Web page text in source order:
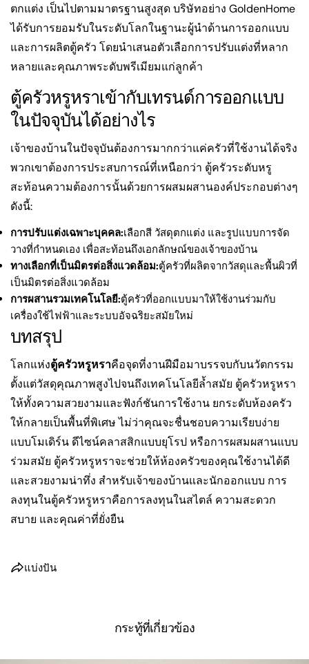
ตกแต่ง เป็นไปตามมาตรฐานสูงสุด บริษัทอย่าง GoldenHome
ได้รับการยอมรับในระดับโลกในฐานะผู้นำด้านการออกแบบ
และการผลิตตู้ครัว โดยนำเสนอตัวเลือกการปรับแต่งที่หลาก
หลายและคุณภาพระดับพรีเมียมแก่ลูกค้า
ตู้ครัวหรูหราเข้ากับเทรนด์การออกแบบ
ในปัจจุบันได้อย่างไร
เจ้าของบ้านในปัจจุบันต้องการมากกว่าแค่ครัวที่ใช้งานได้จริง
พวกเขาต้องการประสบการณ์ที่เหนือกว่า ตู้ครัวระดับหรู
สะท้อนความต้องการนั้นด้วยการผสมผสานองค์ประกอบต่างๆ
ดังนี้:
การปรับแต่งเฉพาะบุคคล:เลือกสี วัสดุตกแต่ง และรูปแบบการจัด
วางที่กำหนดเอง เพื่อสะท้อนถึงเอกลักษณ์ของเจ้าของบ้าน
ทางเลือกที่เป็นมิตรต่อสิ่งแวดล้อม:ตู้ครัวที่ผลิตจากวัสดุและพื้นผิวที่
เป็นมิตรต่อสิ่งแวดล้อม
การผสานรวมเทคโนโลยี:ตู้ครัวที่ออกแบบมาให้ใช้งานร่วมกับ
เครื่องใช้ไฟฟ้าและระบบอัจฉริยะสมัยใหม่
บทสรุป
โลกแห่งตู้ครัวหรูหราคือจุดที่งานฝีมือมาบรรจบกับนวัตกรรม
ตั้งแต่วัสดุคุณภาพสูงไปจนถึงเทคโนโลยีล้ำสมัย ตู้ครัวหรูหรา
ให้ทั้งความสวยงามและฟังก์ชันการใช้งาน ยกระดับห้องครัว
ให้กลายเป็นพื้นที่พิเศษ ไม่ว่าคุณจะชื่นชอบความเรียบง่าย
แบบโมเดิร์น ดีไซน์คลาสสิกแบบยุโรป หรือการผสมผสานแบบ
ร่วมสมัย ตู้ครัวหรูหราจะช่วยให้ห้องครัวของคุณใช้งานได้ดี
และสวยงามน่าทึ่ง สำหรับเจ้าของบ้านและนักออกแบบ การ
ลงทุนในตู้ครัวหรูหราคือการลงทุนในสไตล์ ความสะดวก
สบาย และคุณค่าที่ยั่งยืน
แบ่งปัน
บน
กระทู้ที่เกี่ยวข้อง